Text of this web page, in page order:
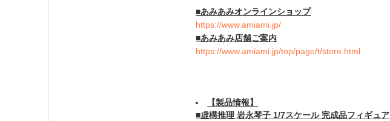
■あみあみオンラインショップ
https://www.amiami.jp/
■あみあみ店舗ご案内
https://www.amiami.jp/top/page/t/store.html
【製品情報】
■虚構推理 岩永琴子 1/7スケール 完成品フィギュア